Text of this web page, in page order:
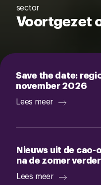
sector
Voortgezet
Save the date:
november 2026
Lees meer
Nieuws uit de cao-
na de zomer verder
Lees meer